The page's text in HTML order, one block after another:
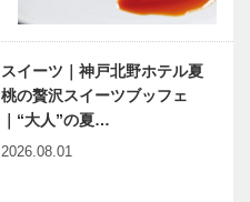
スイーツ｜神戸北野ホテル夏
桃の贅沢スイーツブッフェ
｜“大人”の夏…
2026.08.01